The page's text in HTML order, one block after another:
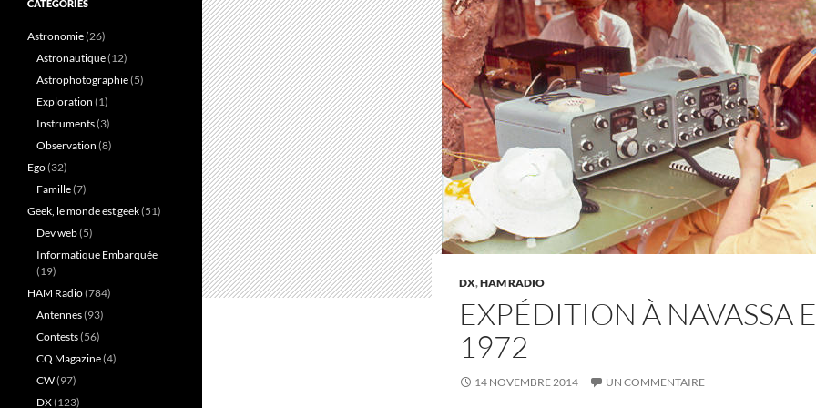
DX,HAM RADIO
EXPÉDITION À NAVASSA
1972
14 NOVEMBRE 2014 UN COMMENTAIRE
CATÉGORIES
Astronomie(26)
Astronautique(12)
Astrophotographie(5)
Exploration (1)
Instruments(3)
Observation (8)
Ego(32)
Famille(7)
Geek, le monde est geek(51)
Dev web(5)
Informatique Embarquée
(19)
HAM Radio(784)
Antennes(93)
Contests(56)
CQ Magazine(4)
CW(97)
DX(123)